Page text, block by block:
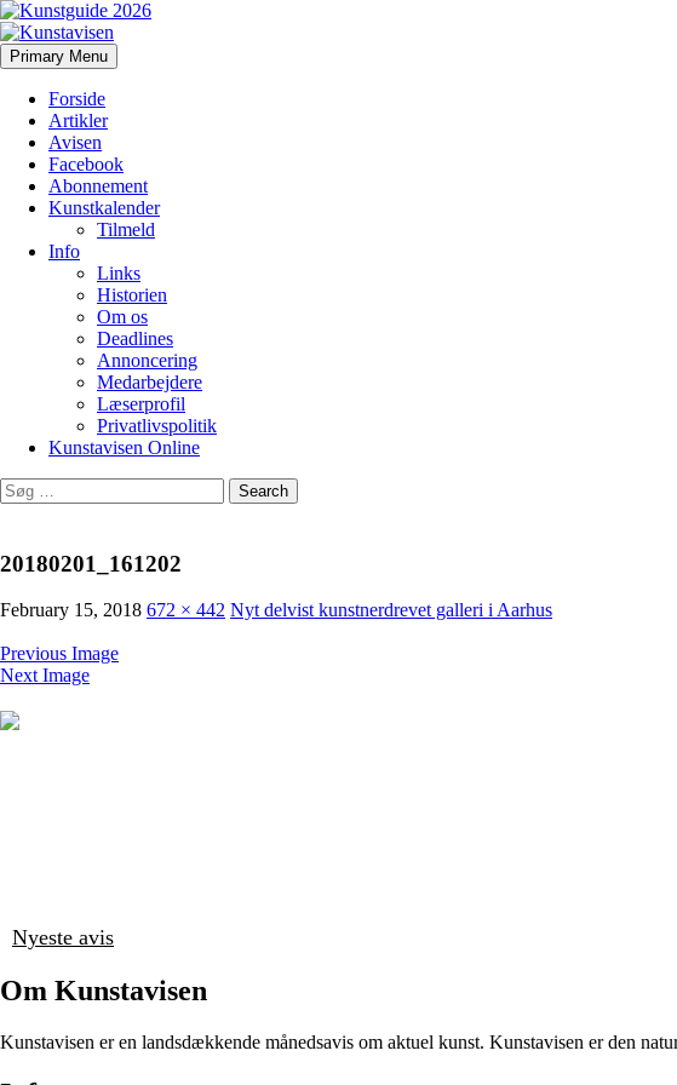
Kunstavisen
Search
Primary Menu Skip
to
Forside
Artikler
Avisen
Facebook
Abonnement
Kunstkalender
Tilmeld
Info
Links
Historien
Om os
Deadlines
Annoncering
Medarbejdere
Læserprofil
Privatlivspolitik
Kunstavisen Online
Search
for:
20180201_161202
February 15, 2018 672 × 442 Nyt delvist kunstnerdrevet galleri i Aarhus
Previous Image
Next Image
Nyeste avis
Om Kunstavisen
Kunstavisen er en landsdækkende månedsavis om aktuel kunst. Kunstavisen er den